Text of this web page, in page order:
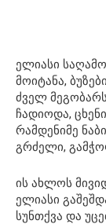
ელიასი
მოიტანა,
ძველ
ჩადიოდა,
რამდენიმე
გრძელი,
ის ახლოს
ელიასი
სუნთქვა და